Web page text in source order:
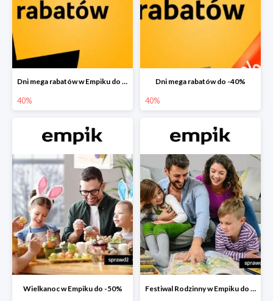
Dni mega rabatów w Empiku do -40%
40%
Dni mega rabatów do -40%
40%
Wielkanoc w Empiku do -50% Festiwal Rodzinny w Empiku do -40%